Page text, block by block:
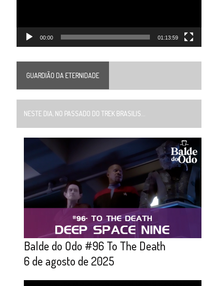
00:00 01:13:59
GUARDIÃO DA ETERNIDADE
NESTE DIA, NO PASSADO DO TREK BRASILIS...
Balde do Odo #96 To The Death
6 de agosto de 2025